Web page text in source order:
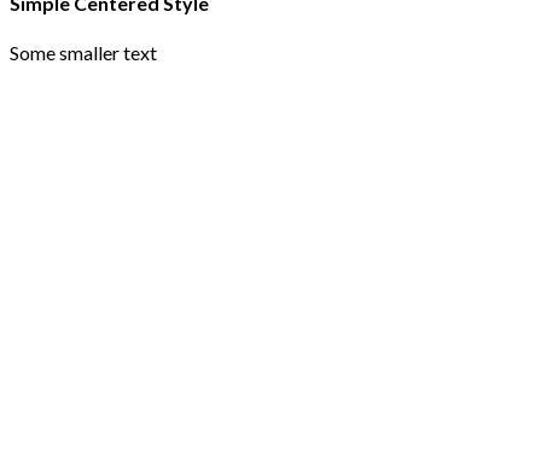
Some smaller text